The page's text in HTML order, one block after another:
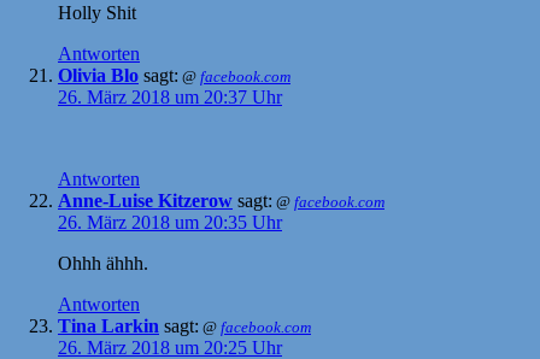
Holly Shit
Antworten
Olivia Blo sagt: @ facebook.com
26. März 2018 um 20:37 Uhr
Antworten
Anne-Luise Kitzerow sagt: @ facebook.com
26. März 2018 um 20:35 Uhr
Ohhh ähhh.
Antworten
Tina Larkin sagt: @ facebook.com
26. März 2018 um 20:25 Uhr